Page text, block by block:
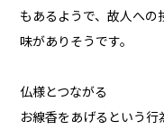
もあるようで、故人への
味がありそうです。
仏様とつながる
お線香をあげるという